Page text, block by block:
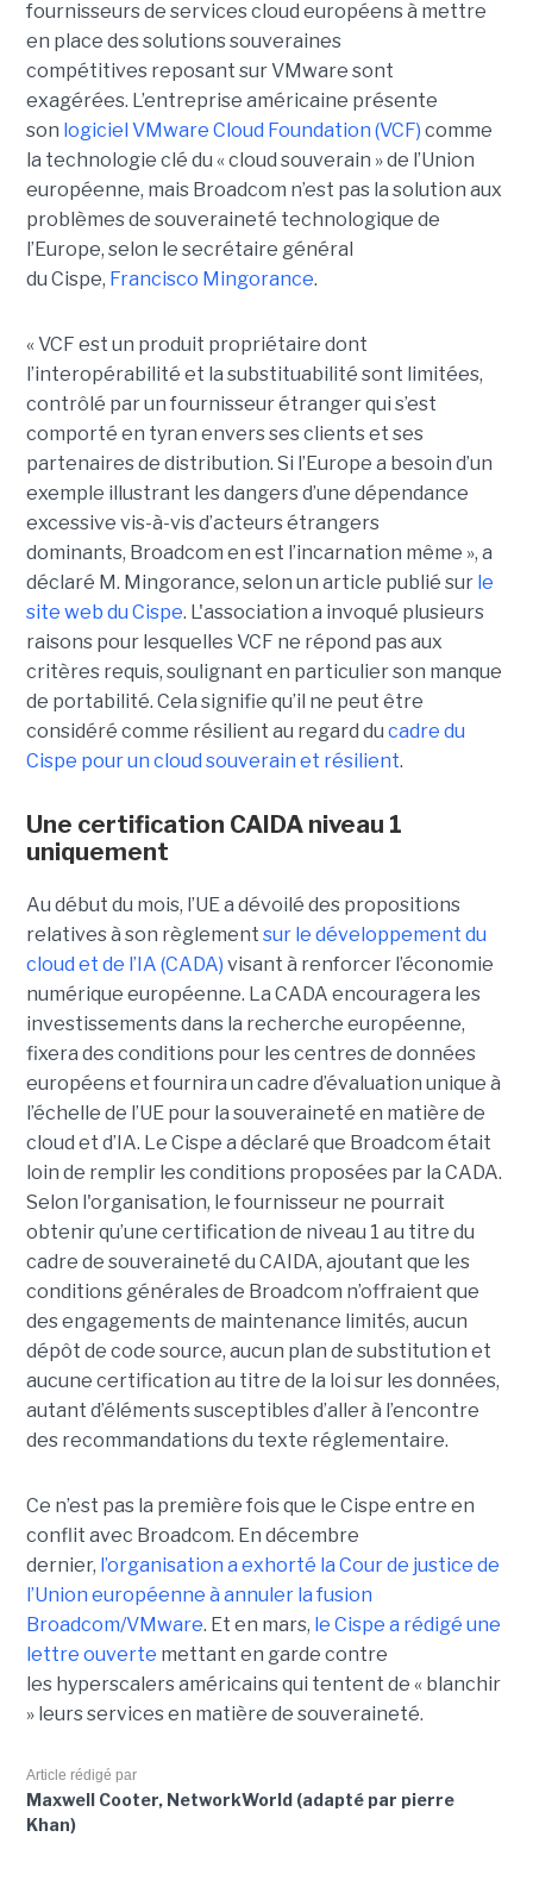
fournisseurs de services cloud européens à mettre
en place des solutions souveraines
compétitives reposant sur VMware sont
exagérées. L’entreprise américaine présente
son logiciel VMware Cloud Foundation (VCF) comme
la technologie clé du « cloud souverain » de l’Union
européenne, mais Broadcom n’est pas la solution aux
problèmes de souveraineté technologique de
l’Europe, selon le secrétaire général
du Cispe, Francisco Mingorance.
« VCF est un produit propriétaire dont
l’interopérabilité et la substituabilité sont limitées,
contrôlé par un fournisseur étranger qui s’est
comporté en tyran envers ses clients et ses
partenaires de distribution. Si l’Europe a besoin d’un
exemple illustrant les dangers d’une dépendance
excessive vis-à-vis d’acteurs étrangers
dominants, Broadcom en est l’incarnation même », a
déclaré M. Mingorance, selon un article publié sur le
site web du Cispe. L'association a invoqué plusieurs
raisons pour lesquelles VCF ne répond pas aux
critères requis, soulignant en particulier son manque
de portabilité. Cela signifie qu’il ne peut être
considéré comme résilient au regard du cadre du
Cispe pour un cloud souverain et résilient.
Une certification CAIDA niveau 1
uniquement
Au début du mois, l’UE a dévoilé des propositions
relatives à son règlement sur le développement du
cloud et de l’IA (CADA) visant à renforcer l’économie
numérique européenne. La CADA encouragera les
investissements dans la recherche européenne,
fixera des conditions pour les centres de données
européens et fournira un cadre d’évaluation unique à
l’échelle de l’UE pour la souveraineté en matière de
cloud et d’IA. Le Cispe a déclaré que Broadcom était
loin de remplir les conditions proposées par la CADA.
Selon l'organisation, le fournisseur ne pourrait
obtenir qu’une certification de niveau 1 au titre du
cadre de souveraineté du CAIDA, ajoutant que les
conditions générales de Broadcom n’offraient que
des engagements de maintenance limités, aucun
dépôt de code source, aucun plan de substitution et
aucune certification au titre de la loi sur les données,
autant d’éléments susceptibles d’aller à l’encontre
des recommandations du texte réglementaire.
Ce n’est pas la première fois que le Cispe entre en
conflit avec Broadcom. En décembre
dernier, l’organisation a exhorté la Cour de justice de
l’Union européenne à annuler la fusion
Broadcom/VMware. Et en mars, le Cispe a rédigé une
lettre ouverte mettant en garde contre
les hyperscalers américains qui tentent de « blanchir
» leurs services en matière de souveraineté.
Article rédigé par
Maxwell Cooter, NetworkWorld (adapté par pierre
Khan)